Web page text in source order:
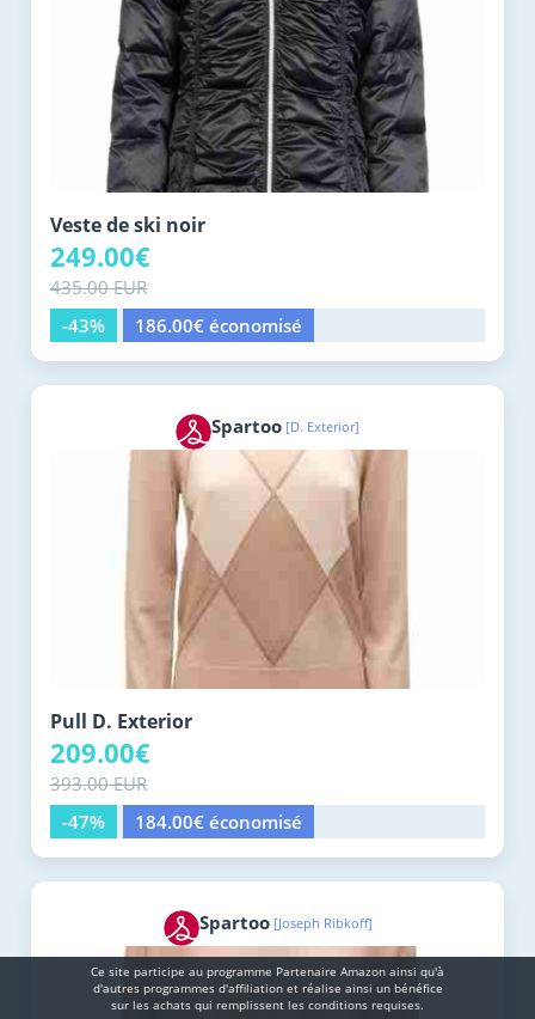
Veste de ski noir
249.00€
435.00 EUR
-43%
186.00€ économisé
Spartoo [D. Exterior]
Pull D. Exterior
209.00€
393.00 EUR
-47%
184.00€ économisé
Spartoo [Joseph Ribkoff]
Ce site participe au programme Partenaire Αmazοn ainsi qu'à
d'autres programmes d'affiliation et réalise ainsi un bénéfice
sur les achats qui remplissent les conditions requises.